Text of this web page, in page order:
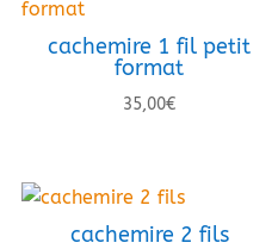
cachemire 1 fil petit
format
35,00€
cachemire 2 fils